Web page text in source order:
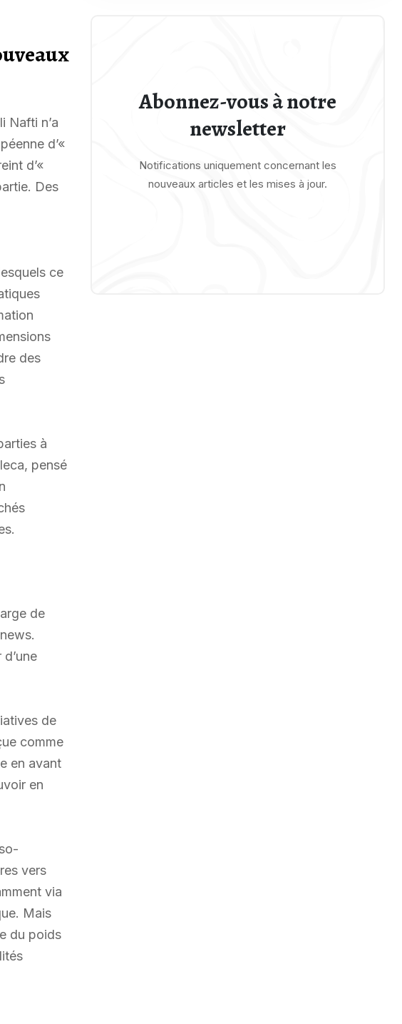
Nafti n’a
d’«
d’«
Des
ce
des
à
pensé
de
de
comme
en avant
en
vers
via
Mais
du poids
Abonnez-vous à notre
newsletter
Notifications uniquement concernant les
nouveaux articles et les mises à jour.